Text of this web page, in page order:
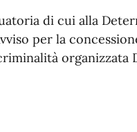
di cui alla
per la
organizzata